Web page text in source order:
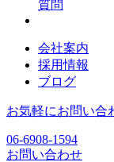
質問
会社案内
採用情報
ブログ
お気軽にお問い合
06-6908-1594
お問い合わせ